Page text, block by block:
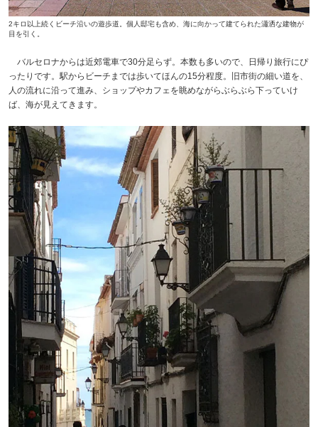
2キロ以上続くビーチ沿いの遊歩道。個人邸宅も含め、海に向かって建てられた瀟洒な建物が
目を引く。
バルセロナからは近郊電車で30分足らず。本数も多いので、日帰り旅行にぴ
ったりです。駅からビーチまでは歩いてほんの15分程度。旧市街の細い道を、
人の流れに沿って進み、ショップやカフェを眺めながらぶらぶら下っていけ
ば、海が見えてきます。